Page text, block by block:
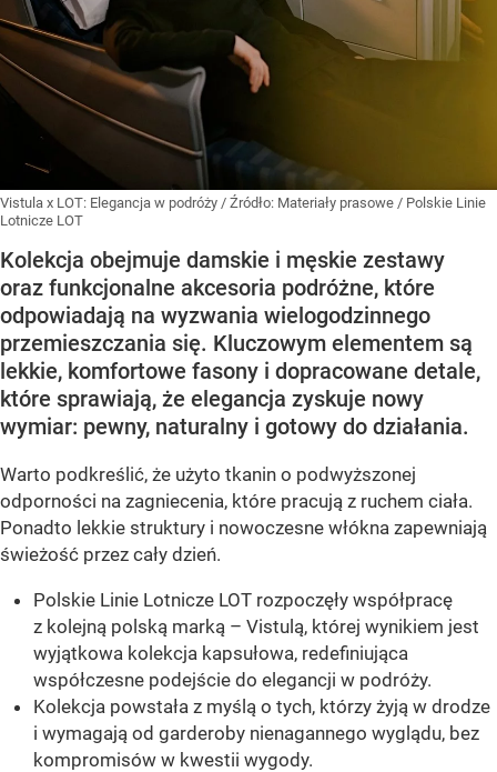
Vistula x LOT: Elegancja w podróży / Źródło: Materiały prasowe / Polskie Linie
Lotnicze LOT
Kolekcja obejmuje damskie i męskie zestawy
oraz funkcjonalne akcesoria podróżne, które
odpowiadają na wyzwania wielogodzinnego
przemieszczania się. Kluczowym elementem są
lekkie, komfortowe fasony i dopracowane detale,
które sprawiają, że elegancja zyskuje nowy
wymiar: pewny, naturalny i gotowy do działania.
Warto podkreślić, że użyto tkanin o podwyższonej
odporności na zagniecenia, które pracują z ruchem ciała.
Ponadto lekkie struktury i nowoczesne włókna zapewniają
świeżość przez cały dzień.
Polskie Linie Lotnicze LOT rozpoczęły współpracę
z kolejną polską marką – Vistulą, której wynikiem jest
wyjątkowa kolekcja kapsułowa, redefiniująca
współczesne podejście do elegancji w podróży.
Kolekcja powstała z myślą o tych, którzy żyją w drodze
i wymagają od garderoby nienagannego wyglądu, bez
kompromisów w kwestii wygody.